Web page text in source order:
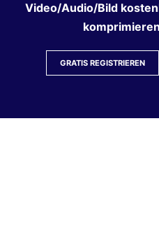
Video/Audio/Bild
GRATIS REGISTRIEREN